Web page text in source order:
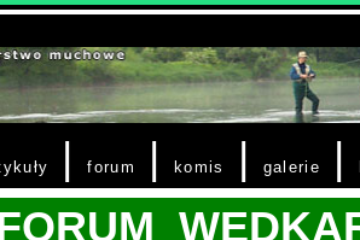
|forum | komis | galerie |